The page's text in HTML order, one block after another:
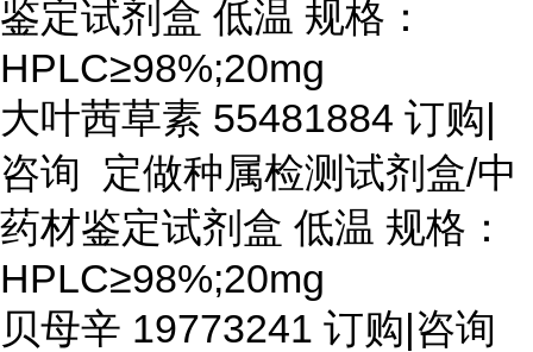
鉴定试剂盒 低温 规格：
HPLC≥98%;20mg
大叶茜草素 55481884 订购|
咨询 定做种属检测试剂盒/中
药材鉴定试剂盒 低温 规格：
HPLC≥98%;20mg
贝母辛 19773241 订购|咨询